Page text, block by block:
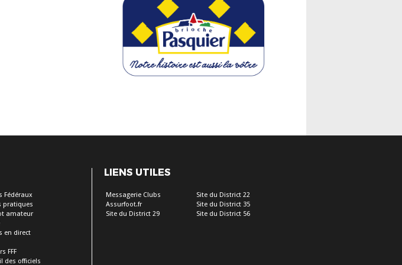
Fédéraux
pratiques
amateur
en direct
FFF
des officiels
LIENS UTILES
Messagerie Clubs
Assurfoot.fr
Site du District 29
Site du District 22
Site du District 35
Site du District 56